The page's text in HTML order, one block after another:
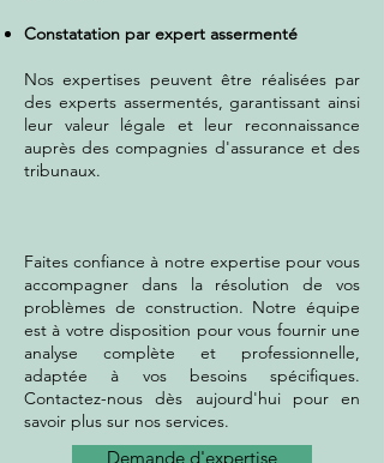
Constatation par expert assermenté
Nos expertises peuvent être réalisées par
des experts assermentés, garantissant ainsi
leur valeur légale et leur reconnaissance
auprès des compagnies d'assurance et des
tribunaux.
Faites confiance à notre expertise pour vous
accompagner dans la résolution de vos
problèmes de construction. Notre équipe
est à votre disposition pour vous fournir une
analyse complète et professionnelle,
adaptée à vos besoins spécifiques.
Contactez-nous dès aujourd'hui pour en
savoir plus sur nos services.
Demande d'expertise